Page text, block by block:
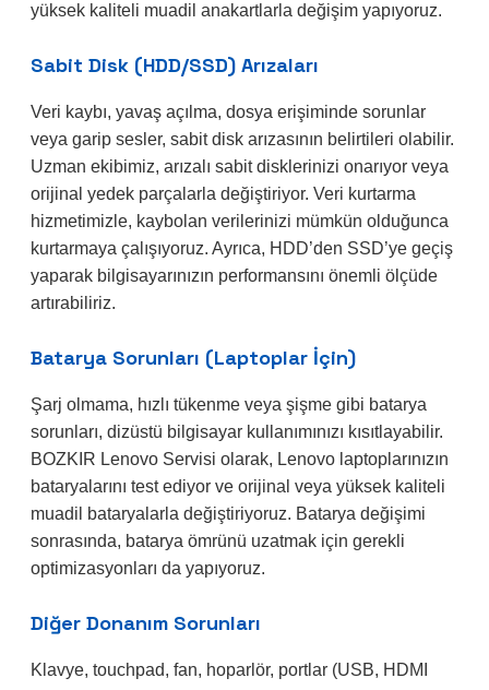
yüksek kaliteli muadil anakartlarla değişim yapıyoruz.
Sabit Disk (HDD/SSD) Arızaları
Veri kaybı, yavaş açılma, dosya erişiminde sorunlar
veya garip sesler, sabit disk arızasının belirtileri olabilir.
Uzman ekibimiz, arızalı sabit disklerinizi onarıyor veya
orijinal yedek parçalarla değiştiriyor. Veri kurtarma
hizmetimizle, kaybolan verilerinizi mümkün olduğunca
kurtarmaya çalışıyoruz. Ayrıca, HDD’den SSD’ye geçiş
yaparak bilgisayarınızın performansını önemli ölçüde
artırabiliriz.
Batarya Sorunları (Laptoplar İçin)
Şarj olmama, hızlı tükenme veya şişme gibi batarya
sorunları, dizüstü bilgisayar kullanımınızı kısıtlayabilir.
BOZKIR Lenovo Servisi olarak, Lenovo laptoplarınızın
bataryalarını test ediyor ve orijinal veya yüksek kaliteli
muadil bataryalarla değiştiriyoruz. Batarya değişimi
sonrasında, batarya ömrünü uzatmak için gerekli
optimizasyonları da yapıyoruz.
Diğer Donanım Sorunları
Klavye, touchpad, fan, hoparlör, portlar (USB, HDMI